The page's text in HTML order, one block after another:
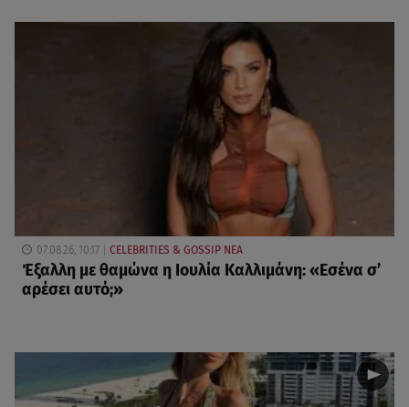
07.08.26, 10:17 CELEBRITIES & GOSSIP ΝΕΑ
Έξαλλη με θαμώνα η Ιουλία Καλλιμάνη: «Εσένα σ’
αρέσει αυτό;»